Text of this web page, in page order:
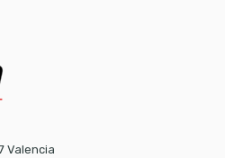
Valencia